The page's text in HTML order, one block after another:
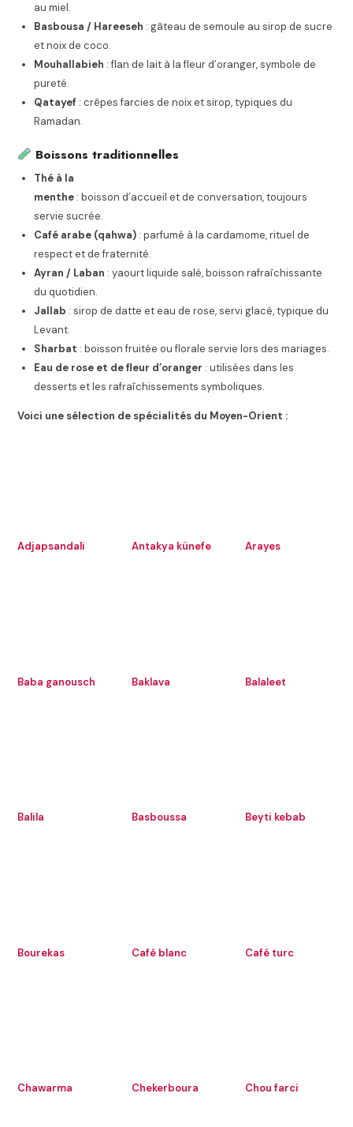
au miel.
Basbousa / Hareeseh : gâteau de semoule au sirop de sucre
et noix de coco.
Mouhallabieh : flan de lait à la fleur d’oranger, symbole de
pureté.
Qatayef : crêpes farcies de noix et sirop, typiques du
Ramadan.
Boissons traditionnelles
Thé à la
menthe : boisson d’accueil et de conversation, toujours
servie sucrée.
Café arabe (qahwa) : parfumé à la cardamome, rituel de
respect et de fraternité.
Ayran / Laban : yaourt liquide salé, boisson rafraîchissante
du quotidien.
Jallab : sirop de datte et eau de rose, servi glacé, typique du
Levant.
Sharbat : boisson fruitée ou florale servie lors des mariages.
Eau de rose et de fleur d’oranger : utilisées dans les
desserts et les rafraîchissements symboliques.
Voici une sélection de spécialités du Moyen-Orient :
Adjapsandali Antakya künefe Arayes
Baba ganousch Baklava Balaleet
Balila Basboussa Beyti kebab
Bourekas Café blanc Café turc
Chawarma Chekerboura Chou farci